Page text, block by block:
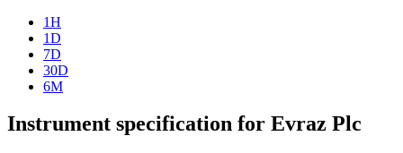
1H
1D
7D
30D
6M
Instrument specification for Evraz Plc